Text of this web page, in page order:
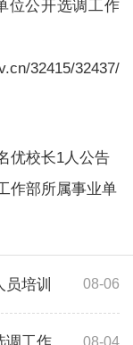
位公开选调工作
32415/32437/
优校长1人公告
作部所属事业单
培训 08-06
08-04